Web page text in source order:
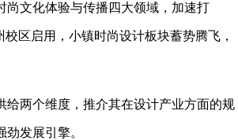
尚文化体验与传播四大领域，加速打
区启用，小镇时尚设计板块蓄势腾飞，
两个维度，推介其在设计产业方面的规
发展引擎。